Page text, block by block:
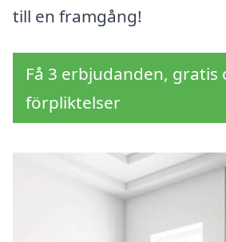
till en framgång!
Få 3 erbjudanden, gratis
förpliktelser